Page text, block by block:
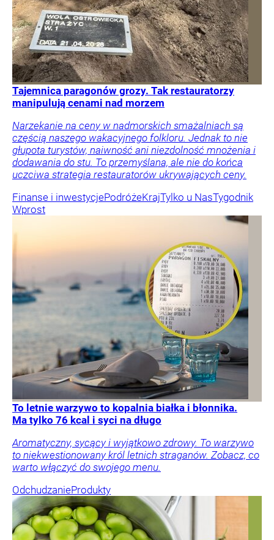
Tajemnica paragonów grozy. Tak restauratorzy
manipulują cenami nad morzem
Narzekanie na ceny w nadmorskich smażalniach są
częścią naszego wakacyjnego folkloru. Jednak to nie
głupota turystów, naiwność ani niezdolność mnożenia i
dodawania do stu. To przemyślana, ale nie do końca
uczciwa strategia restauratorów ukrywających ceny.
Finanse i inwestycjePodróżeKrajTylko u NasTygodnik
Wprost
To letnie warzywo to kopalnia białka i błonnika.
Ma tylko 76 kcal i syci na długo
Aromatyczny, sycący i wyjątkowo zdrowy. To warzywo
to niekwestionowany król letnich straganów. Zobacz, co
warto włączyć do swojego menu.
OdchudzanieProdukty